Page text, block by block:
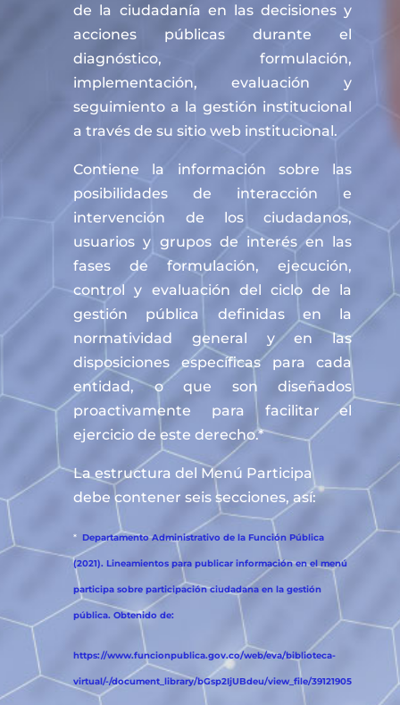
de la ciudadanía en las decisiones y
acciones públicas durante el
diagnóstico, formulación,
implementación, evaluación y
seguimiento a la gestión institucional
a través de su sitio web institucional.
Contiene la información sobre las
posibilidades de interacción e
intervención de los ciudadanos,
usuarios y grupos de interés en las
fases de formulación, ejecución,
control y evaluación del ciclo de la
gestión pública definidas en la
normatividad general y en las
disposiciones específicas para cada
entidad, o que son diseñados
proactivamente para facilitar el
ejercicio de este derecho.*
La estructura del Menú Participa
debe contener seis secciones, así:
* Departamento Administrativo de la Función Pública
(2021). Lineamientos para publicar información en el menú
participa sobre participación ciudadana en la gestión
pública. Obtenido de:
https://www.funcionpublica.gov.co/web/eva/biblioteca-
virtual/-/document_library/bGsp2IjUBdeu/view_file/39121905